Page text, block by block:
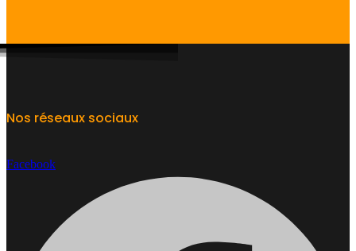
Nos réseaux sociaux
Facebook